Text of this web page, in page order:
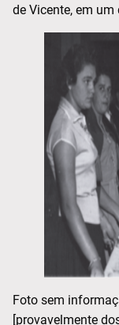
de Vicente, em
Foto sem
[provavelmente